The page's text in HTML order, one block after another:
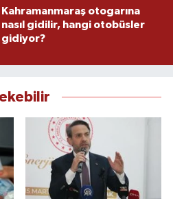
Kahramanmaraş otogarına
nasıl gidilir, hangi otobüsler
gidiyor?